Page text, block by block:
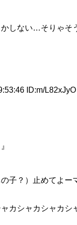
しない…そりゃそ
ID:m/L82xJyO
子？）止めてよー
カシャカシャカシ